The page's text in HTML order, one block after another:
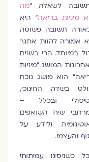
לשאלה "
מה
מיניות בריאה" היא
תשובה פשוטה
אמורה להוות אתגר
במיוחד. הרי בשנים
המושג "מיניות
הוא מושג נוכח
בשדה החינוכי,
ובכלל –
שיח השואפים
ולידע על
והעצמי.
כשניסינו עמיתותי